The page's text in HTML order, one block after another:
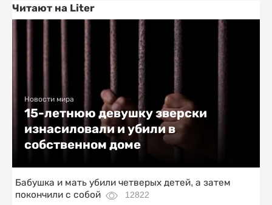
Читают на Liter
Новости мира
15-летнюю девушку зверски
изнасиловали и убили в
собственном доме
Бабушка и мать убили четверых детей, а затем
покончили с собой
12822